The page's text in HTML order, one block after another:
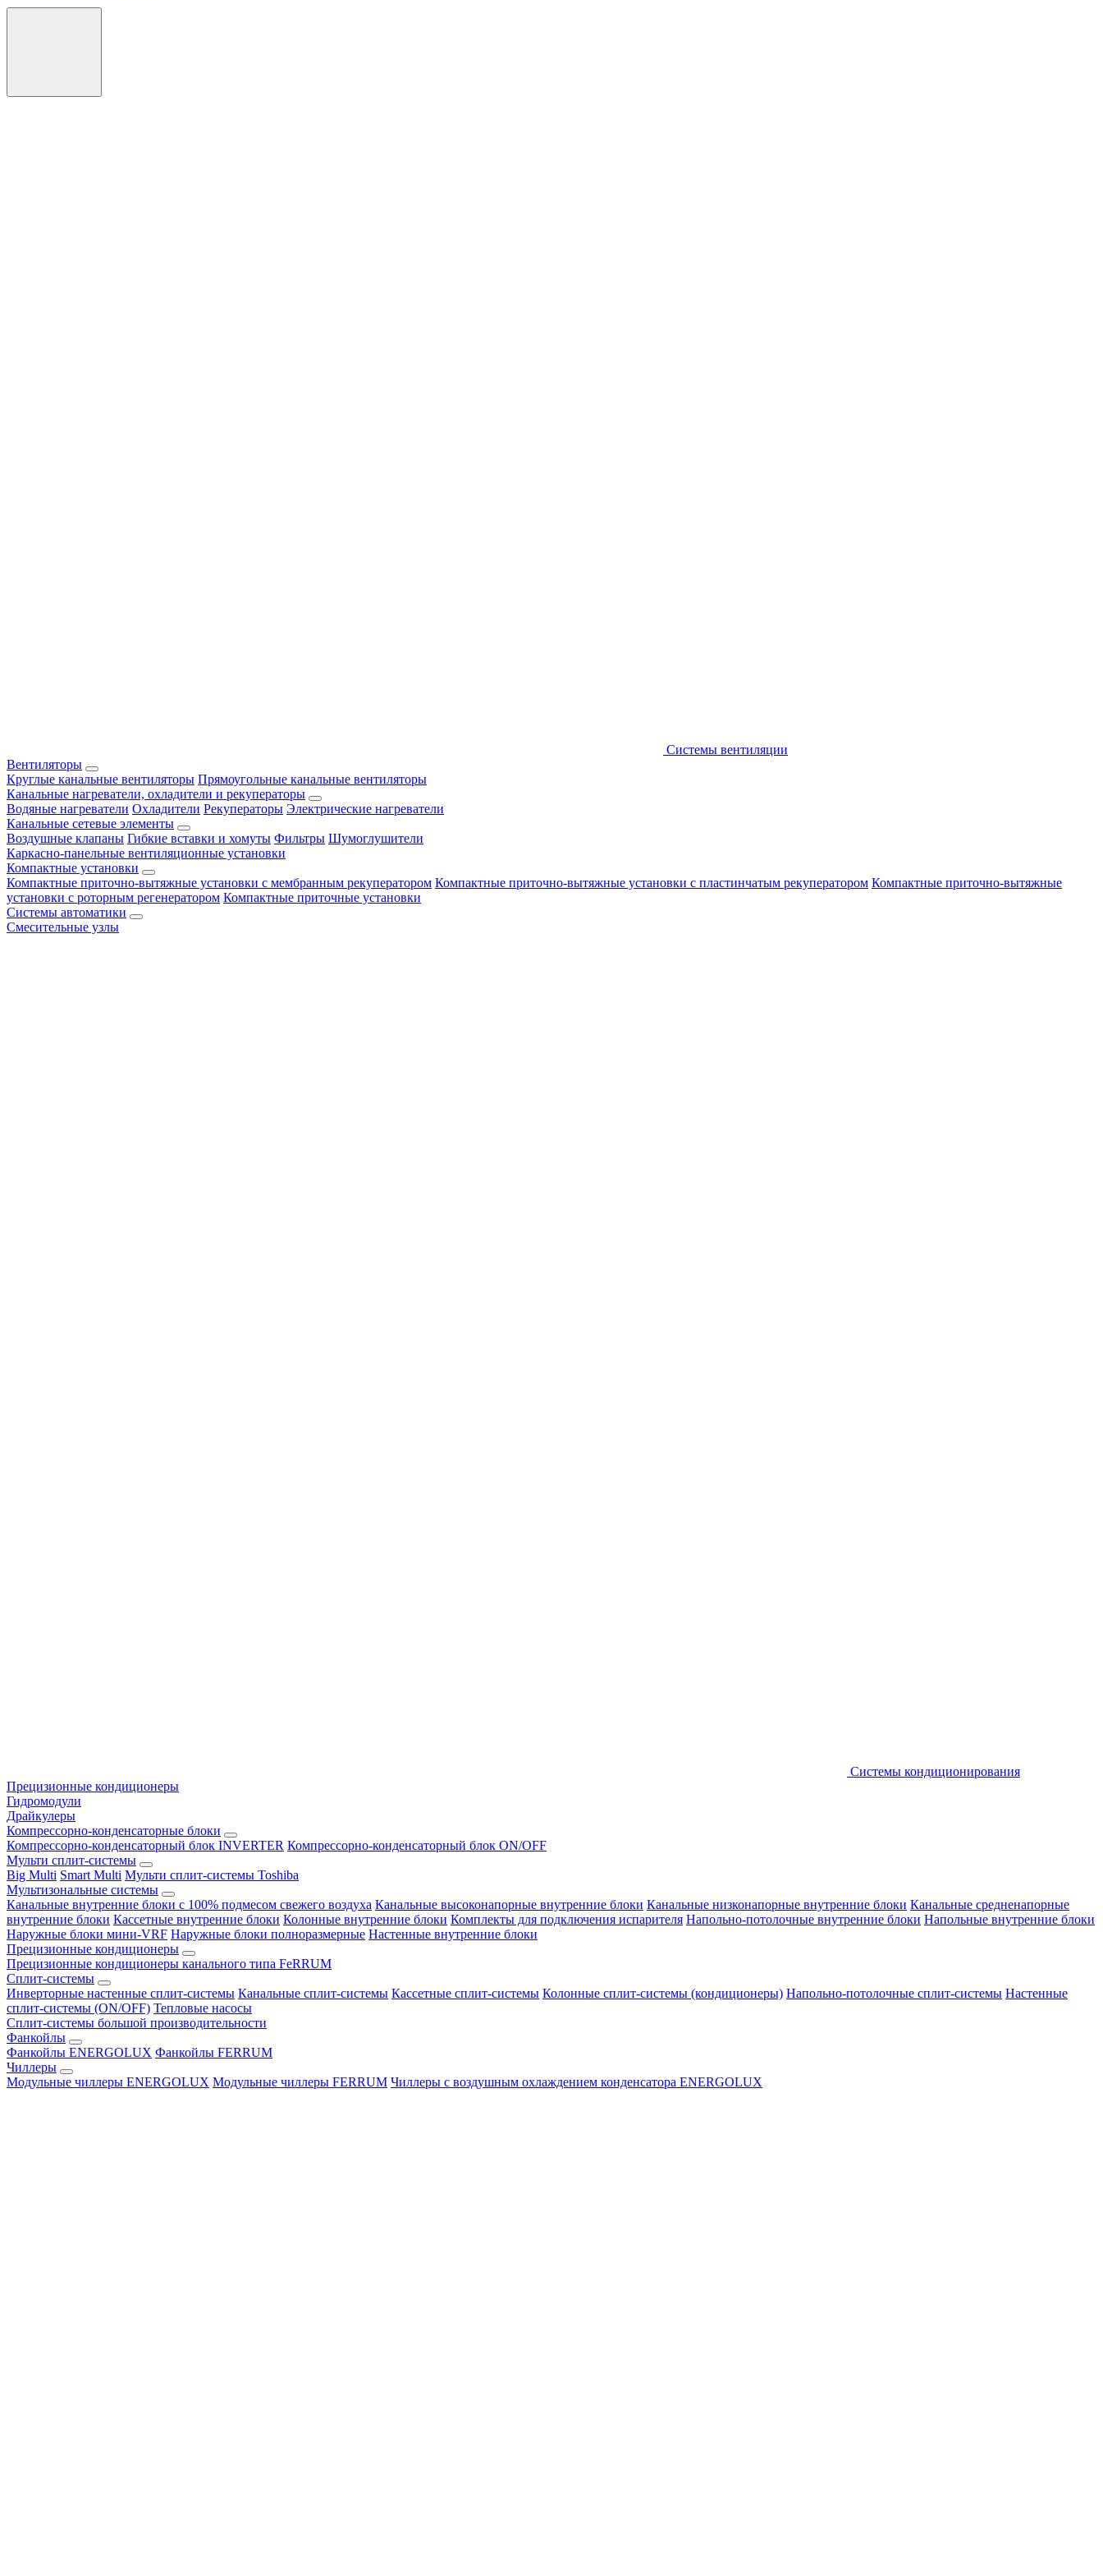
Системы вентиляции
Вентиляторы
Круглые канальные вентиляторы Прямоугольные канальные вентиляторы
Канальные нагреватели, охладители и рекуператоры
Водяные нагреватели Охладители Рекуператоры Электрические нагреватели
Канальные сетевые элементы
Воздушные клапаны Гибкие вставки и хомуты Фильтры Шумоглушители
Каркасно-панельные вентиляционные установки
Компактные установки
Компактные приточно-вытяжные установки с мембранным рекуператором Компактные приточно-вытяжные установки с пластинчатым рекуператором Компактные приточно-вытяжные
установки с роторным регенератором Компактные приточные установки
Системы автоматики
Смесительные узлы
Системы кондиционирования
Прецизионные кондиционеры
Гидромодули
Драйкулеры
Компрессорно-конденсаторные блоки
Компрессорно-конденсаторный блок INVERTER Компрессорно-конденсаторный блок ON/OFF
Мульти сплит-системы
Big Multi Smart Multi Мульти сплит-системы Toshiba
Мультизональные системы
Канальные внутренние блоки с 100% подмесом свежего воздуха Канальные высоконапорные внутренние блоки Канальные низконапорные внутренние блоки Канальные средненапорные
внутренние блоки Кассетные внутренние блоки Колонные внутренние блоки Комплекты для подключения испарителя Напольно-потолочные внутренние блоки Напольные внутренние блоки
Наружные блоки мини-VRF Наружные блоки полноразмерные Настенные внутренние блоки
Прецизионные кондиционеры
Прецизионные кондиционеры канального типа FeRRUM
Сплит-системы
Инверторные настенные сплит-системы Канальные сплит-системы Кассетные сплит-системы Колонные сплит-системы (кондиционеры) Напольно-потолочные сплит-системы Настенные
сплит-системы (ON/OFF) Тепловые насосы
Сплит-системы большой производительности
Фанкойлы
Фанкойлы ENERGOLUX Фанкойлы FERRUM
Чиллеры
Модульные чиллеры ENERGOLUX Модульные чиллеры FERRUM Чиллеры с воздушным охлаждением конденсатора ENERGOLUX